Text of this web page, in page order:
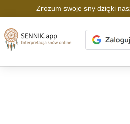
Zrozum swoje sny dzięki